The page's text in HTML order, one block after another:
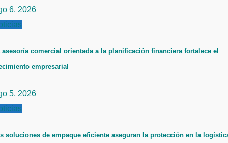
6, 2026
asesoría comercial orientada a la planificación financiera fortalece el
empresarial
5, 2026
soluciones de empaque eficiente aseguran la protección en la